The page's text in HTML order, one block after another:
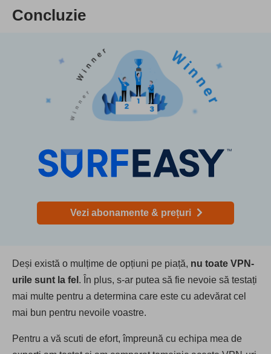
Concluzie
Vezi abonamente & prețuri
Deși există o mulțime de opțiuni pe piață, nu toate VPN-
urile sunt la fel . În plus, s-ar putea să fie nevoie să testați
mai multe pentru a determina care este cu adevărat cel
mai bun pentru nevoile voastre.
Pentru a vă scuti de efort, împreună cu echipa mea de